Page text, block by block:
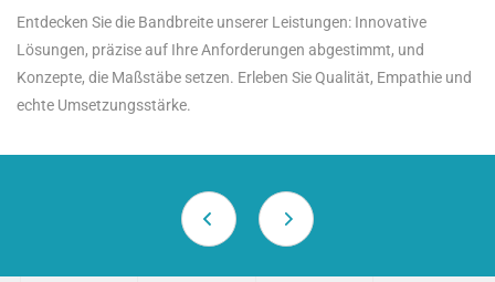
Entdecken Sie die Bandbreite unserer Leistungen: Innovative
Lösungen, präzise auf Ihre Anforderungen abgestimmt, und
Konzepte, die Maßstäbe setzen. Erleben Sie Qualität, Empathie und
echte Umsetzungsstärke.